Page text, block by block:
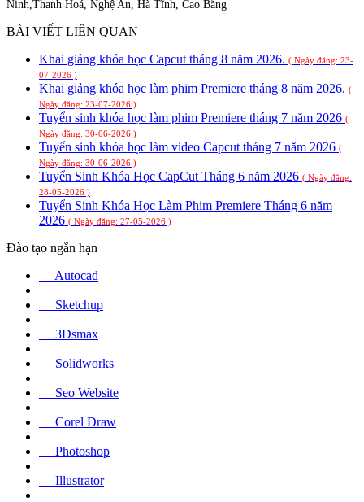
Ninh,Thanh Hoá, Nghệ An, Hà Tĩnh, Cao Bằng
BÀI VIẾT LIÊN QUAN
Khai giảng khóa học Capcut tháng 8 năm 2026. ( Ngày đăng: 23-
07-2026 )
Khai giảng khóa học làm phim Premiere tháng 8 năm 2026. (
Ngày đăng: 23-07-2026 )
Tuyển sinh khóa học làm phim Premiere tháng 7 năm 2026 (
Ngày đăng: 30-06-2026 )
Tuyển sinh khóa học làm video Capcut tháng 7 năm 2026 (
Ngày đăng: 30-06-2026 )
Tuyển Sinh Khóa Học CapCut Tháng 6 năm 2026 ( Ngày đăng:
28-05-2026 )
Tuyển Sinh Khóa Học Làm Phim Premiere Tháng 6 năm
2026 ( Ngày đăng: 27-05-2026 )
Đào tạo ngắn hạn
Autocad
Sketchup
3Dsmax
Solidworks
Seo Website
Corel Draw
Photoshop
Illustrator